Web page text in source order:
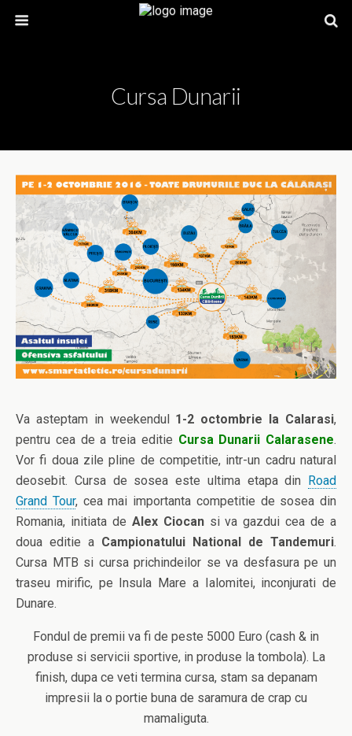
Cursa Dunarii
Va asteptam in weekendul 1-2 octombrie la Calarasi,
pentru cea de a treia editie Cursa Dunarii Calarasene.
Vor fi doua zile pline de competitie, intr-un cadru natural
deosebit. Cursa de sosea este ultima etapa din Road
Grand Tour, cea mai importanta competitie de sosea din
Romania, initiata de Alex Ciocansi va gazdui cea de a
doua editie a Campionatului National de Tandemuri.
Cursa MTB si cursa prichindeilor se va desfasura pe un
traseu mirific, pe Insula Mare a Ialomitei, inconjurati de
Dunare.
Fondul de premii va fi de peste 5000 Euro (cash & in
produse si servicii sportive, in produse la tombola). La
finish, dupa ce veti termina cursa, stam sa depanam
impresii la o portie buna de saramura de crap cu
mamaliguta.